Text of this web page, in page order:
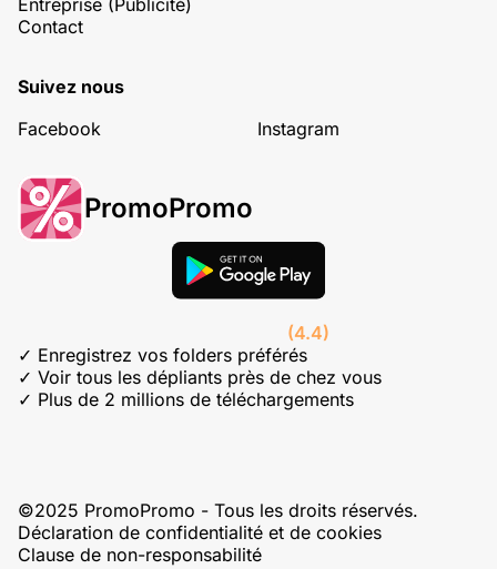
Entreprise (Publicité)
Contact
Suivez nous
Facebook
Instagram
PromoPromo
(4.4)
✓ Enregistrez vos folders préférés
✓ Voir tous les dépliants près de chez vous
✓ Plus de 2 millions de téléchargements
©2025 PromoPromo - Tous les droits réservés.
Déclaration de confidentialité et de cookies
Clause de non-responsabilité